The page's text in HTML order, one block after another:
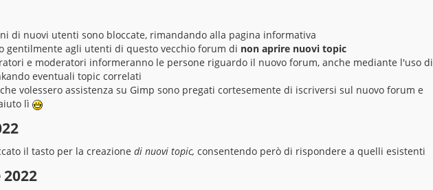
di nuovi utenti sono bloccate, rimandando alla pagina informativa
gentilmente agli utenti di questo vecchio forum di non aprire nuovi topic
e moderatori informeranno le persone riguardo il nuovo forum, anche mediante l'uso di
eventuali topic correlati
volessero assistenza su Gimp sono pregati cortesemente di iscriversi sul nuovo forum e
lì
il tasto per la creazione di nuovi topic, consentendo però di rispondere a quelli esistenti